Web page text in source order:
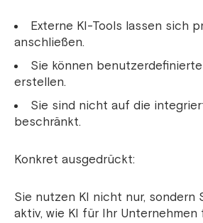
Externe KI-Tools lassen sich
anschließen.
Sie können
erstellen.
Sie sind nicht auf die
beschränkt.
Konkret ausgedrückt:
Sie nutzen KI nicht nur, sondern
aktiv, wie KI für Ihr